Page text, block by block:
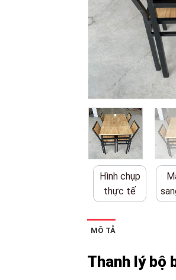
Hình chụp
thực tế
MÔ TẢ
Thanh lý bộ